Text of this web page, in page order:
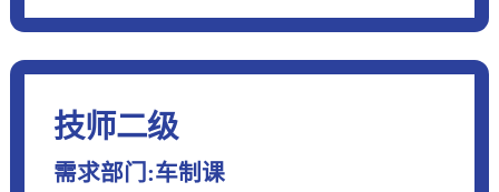
技师二级
需求部门:车制课